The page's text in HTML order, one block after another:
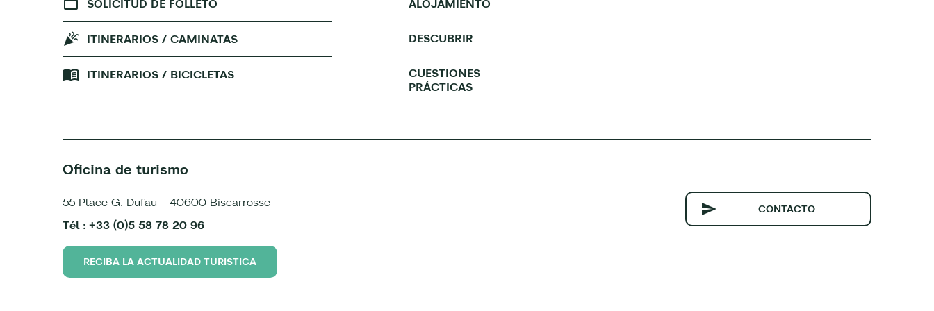
SOLICITUD DE FOLLETO
ITINERARIOS / CAMINATAS
ITINERARIOS / BICICLETAS
ALOJAMIENTO
DESCUBRIR
CUESTIONES
PRÁCTICAS
Oficina de turismo
55 Place G. Dufau - 40600 Biscarrosse
Tél : +33 (0)5 58 78 20 96
CONTACTO
RECIBA LA ACTUALIDAD TURISTICA